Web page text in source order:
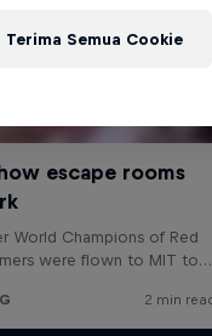
Terima Semua Cookie